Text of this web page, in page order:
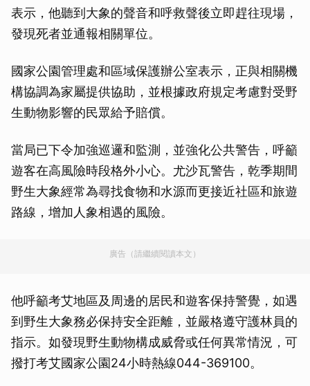
表示，他聽到大象的聲音和呼救聲後立即趕往現場，
發現死者並通報相關單位。
國家公園管理處和區域保護辦公室表示，正與相關機
構協調為家屬提供協助，並根據政府規定考慮對受野
生動物影響的民眾給予賠償。
當局已下令加強巡邏和監測，並強化公共警告，呼籲
遊客在高風險時段格外小心。尤沙瓦警告，乾季期間
野生大象經常為尋找食物和水源而更接近社區和旅遊
路線，增加人象相遇的風險。
廣告（請繼續閱讀本文）
他呼籲考艾地區及周邊的居民和遊客保持警覺，如遇
到野生大象務必保持安全距離，並嚴格遵守護林員的
指示。如發現野生動物構成威脅或任何異常情況，可
撥打考艾國家公園24小時熱線044-369100。